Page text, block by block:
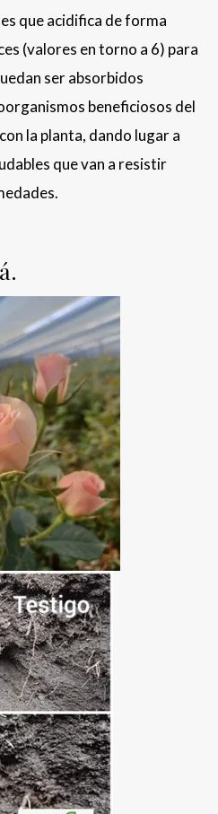
es que acidifica de forma
(valores en torno a 6) para
ser absorbidos
beneficiosos del
la planta, dando lugar a
que van a resistir